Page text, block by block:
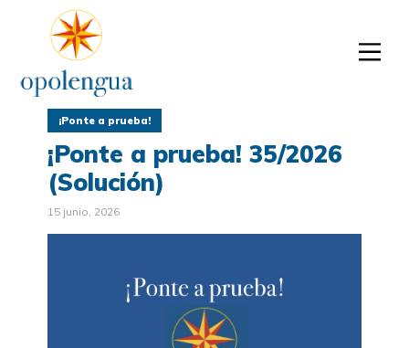
¡Ponte a prueba!
¡Ponte a prueba! 35/2026
(Solución)
15 junio, 2026